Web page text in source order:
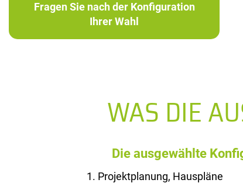
Fragen Sie nach der Konfiguration
Ihrer Wahl
WAS DIE
Die ausgewählte
Projektplanung, Hauspläne